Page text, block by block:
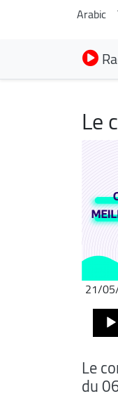
Arabic
Le
21/
Audio
Le
du